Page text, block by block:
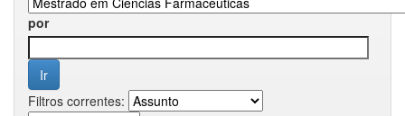
por
Filtros correntes: